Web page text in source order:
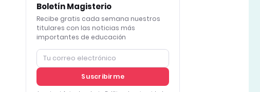
Boletín Magisterio
Recibe gratis cada semana nuestros
titulares con las noticias más
importantes de educación
Suscribirme